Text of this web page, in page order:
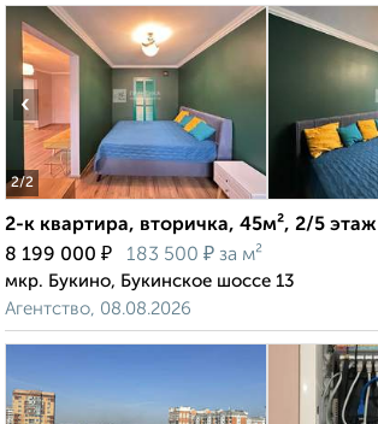
2/2
‹
2-к квартира, вторичка, 45м², 2/5 этаж
8 199 000 ₽ 183 500 ₽ за м²
мкр. Букино, Букинское шоссе 13
Агентство, 08.08.2026